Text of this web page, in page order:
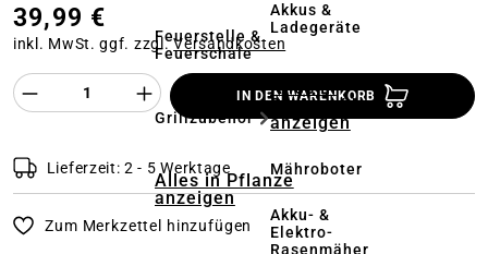
Feuerstelle &
Feuerschale
Grillzubehör
Alles in Pflanze
anzeigen
Akkus &
Ladegeräte
Alles in
Rasenmäher
anzeigen
Mähroboter
Akku- &
Elektro-
Rasenmäher
39,99 €
inkl. MwSt. ggf. zzgl.Versandkosten
Produkt Anzahl des Produktes
IN DEN WARENKORB
Lieferzeit: 2 - 5 Werktage
Zum Merkzettel hinzufügen